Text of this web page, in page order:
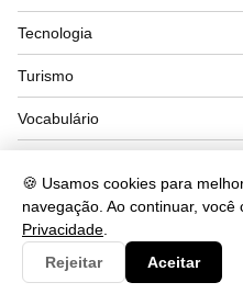
🍪 Usamos cookies para
navegação. Ao continuar, você
Privacidade
Rejeitar
Aceitar
Tecnologia
Turismo
Vocabulário